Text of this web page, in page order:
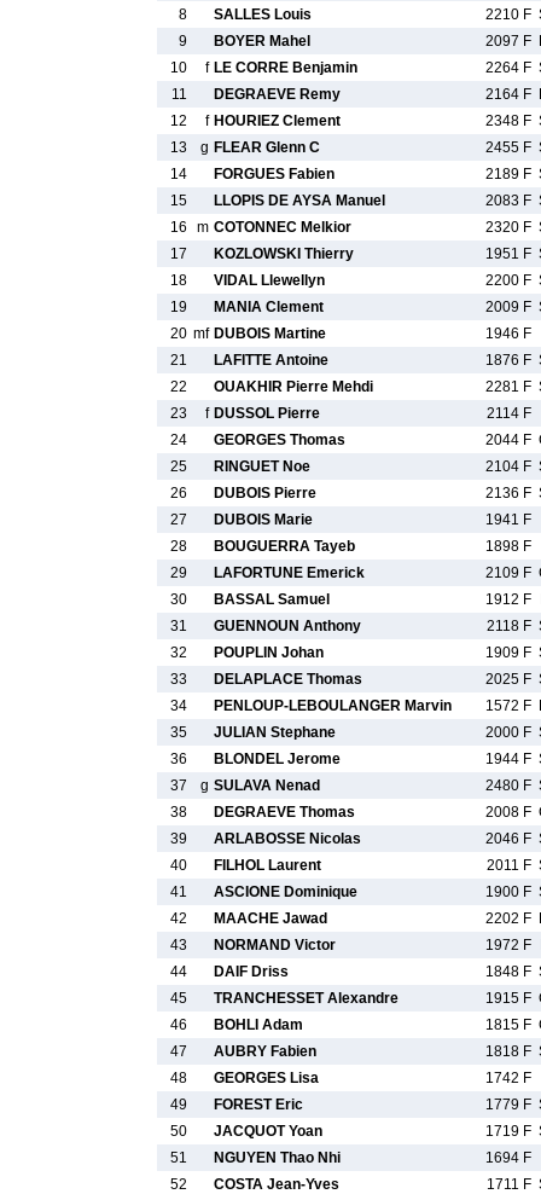
8
SALLES Louis 2210 F
9
BOYER Mahel 2097 F
10
f LE CORRE Benjamin 2264 F
11
DEGRAEVE Remy 2164 F
12
f HOURIEZ Clement 2348 F
13
g FLEAR Glenn C 2455 F
14
FORGUES Fabien 2189 F
15
LLOPIS DE AYSA Manuel 2083 F
16
m COTONNEC Melkior 2320 F
17
KOZLOWSKI Thierry 1951 F
18
VIDAL Llewellyn 2200 F
19
MANIA Clement 2009 F
20 mf DUBOIS Martine 1946 F
21
LAFITTE Antoine 1876 F
22
OUAKHIR Pierre Mehdi 2281 F
23
f DUSSOL Pierre
2114 F
24
GEORGES Thomas 2044 F
25
RINGUET Noe 2104 F
26
DUBOIS Pierre 2136 F
27
DUBOIS Marie 1941 F
28
BOUGUERRA Tayeb
1898 F
29
LAFORTUNE Emerick 2109 F
30
BASSAL Samuel 1912 F
31
GUENNOUN Anthony 2118 F
32
POUPLIN Johan 1909 F
33
DELAPLACE Thomas 2025 F
34
PENLOUP-LEBOULANGER Marvin 1572 F
35
JULIAN Stephane 2000 F
36
BLONDEL Jerome 1944 F
37
g SULAVA Nenad 2480 F
38
DEGRAEVE Thomas 2008 F
39
ARLABOSSE Nicolas 2046 F
40
FILHOL Laurent 2011 F
41
ASCIONE Dominique 1900 F
42
MAACHE Jawad 2202 F
43
NORMAND Victor 1972 F
44
DAIF Driss 1848 F
45
TRANCHESSET Alexandre 1915 F
46
BOHLI Adam 1815 F
47
AUBRY Fabien 1818 F
48
GEORGES Lisa
1742 F
49
FOREST Eric 1779 F
50
JACQUOT Yoan 1719 F
51
NGUYEN Thao Nhi 1694 F
52
COSTA Jean-Yves 1711 F